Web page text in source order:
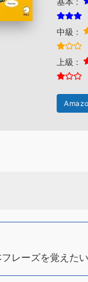
中級 :
上級 :
レーズを覚えた